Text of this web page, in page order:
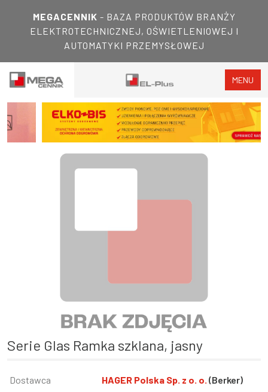
MEGACENNIK - BAZA PRODUKTÓW BRANŻY
ELEKTROTECHNICZNEJ, OŚWIETLENIOWEJ I
AUTOMATYKI PRZEMYSŁOWEJ
MENU
Serie Glas Ramka szklana, jasny
Informacja
Wartość
Dostawca HAGER Polska Sp. z o. o. (Berker)